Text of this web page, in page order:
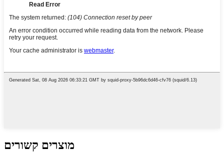
מוצרים קשורים